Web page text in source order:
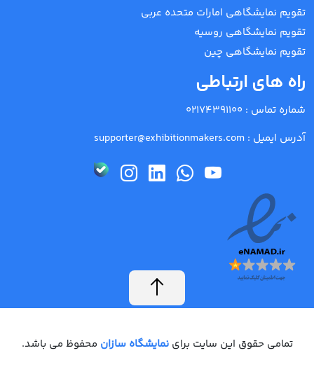
تقویم نمایشگاهی امارات متحده عربی
تقویم نمایشگاهی روسیه
تقویم نمایشگاهی چین
راه های ارتباطی
شماره تماس : 02174391100
آدرس ایمیل : supporter@exhibitionmakers.com
تمامی حقوق این سایت براینمایشگاه سازان محفوظ می باشد.